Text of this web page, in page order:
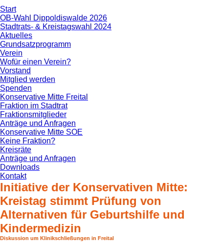
Konservative Mitte
Aus Erfahrung in die Zukunft.
Start
OB-Wahl Dippoldiswalde 2026
Stadtrats- & Kreistagswahl 2024
Aktuelles
Grundsatzprogramm
Verein
Wofür einen Verein?
Vorstand
Mitglied werden
Spenden
Konservative Mitte Freital
Fraktion im Stadtrat
Fraktionsmitglieder
Anträge und Anfragen
Konservative Mitte SOE
Keine Fraktion?
Kreisräte
Anträge und Anfragen
Downloads
Kontakt
Initiative der Konservativen Mitte:
Kreistag stimmt Prüfung von
Alternativen für Geburtshilfe und
Kindermedizin
Diskussion um Klinikschließungen in Freital